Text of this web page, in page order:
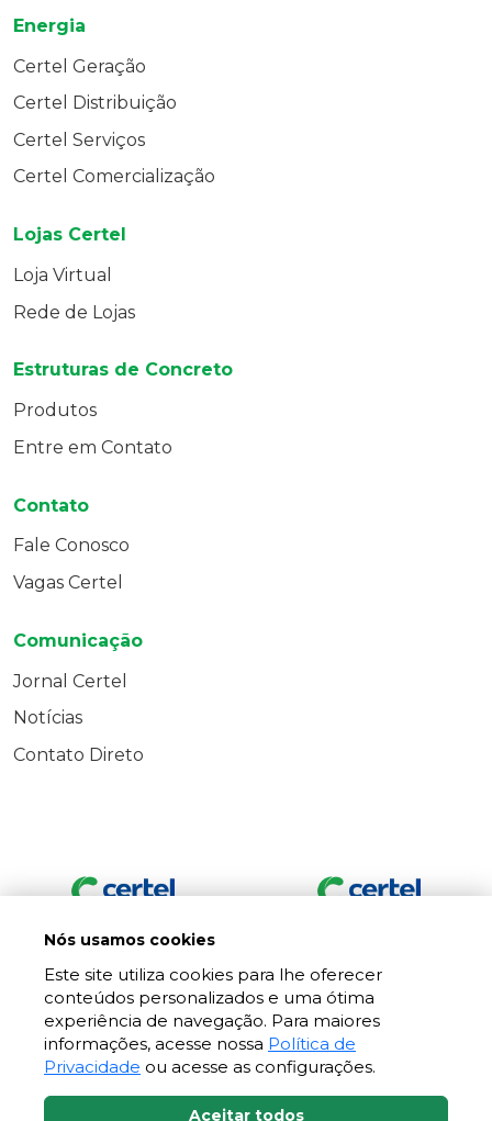
Energia
Certel Geração
Certel Distribuição
Certel Serviços
Certel Comercialização
Lojas Certel
Loja Virtual
Rede de Lojas
Estruturas de Concreto
Produtos
Entre em Contato
Contato
Fale Conosco
Vagas Certel
Comunicação
Jornal Certel
Notícias
Contato Direto
Nós usamos cookies
Este site utiliza cookies para lhe oferecer
conteúdos personalizados e uma ótima
experiência de navegação. Para maiores
informações, acesse nossa Política de
Privacidade ou acesse as configurações.
Aceitar todos